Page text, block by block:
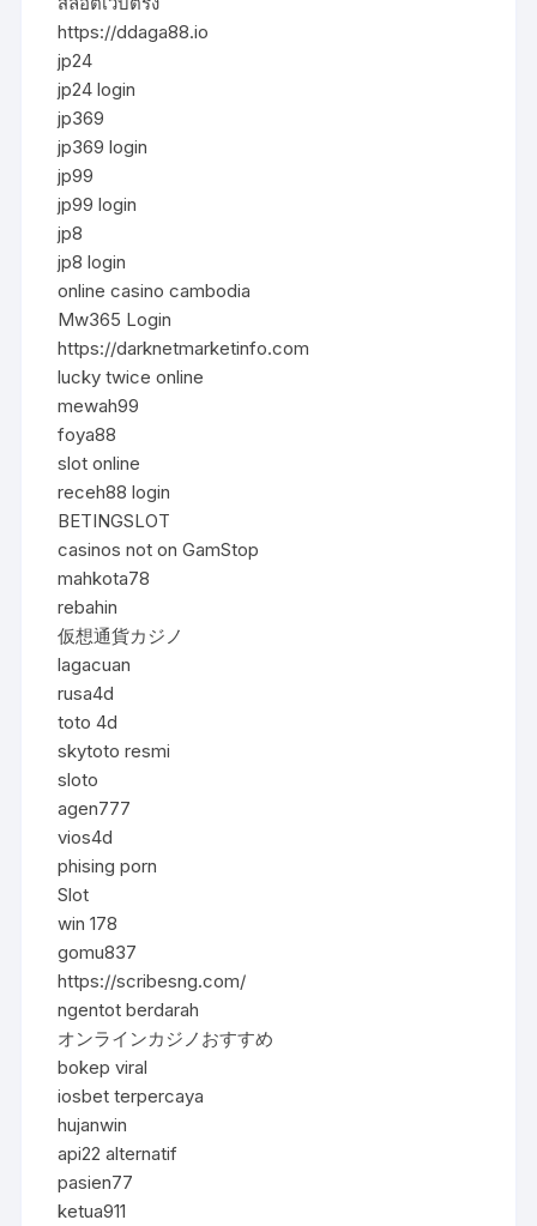
https://ddaga88.io
jp24
jp24 login
jp369
jp369 login
jp99
jp99 login
jp8
jp8 login
online casino cambodia
Mw365 Login
https://darknetmarketinfo.com
lucky twice online
mewah99
foya88
slot online
receh88 login
BETINGSLOT
casinos not on GamStop
mahkota78
rebahin
仮想通貨カジノ
lagacuan
rusa4d
toto 4d
skytoto resmi
sloto
agen777
vios4d
phising porn
Slot
win 178
gomu837
https://scribesng.com/
ngentot berdarah
オンラインカジノおすすめ
bokep viral
iosbet terpercaya
hujanwin
api22 alternatif
pasien77
ketua911